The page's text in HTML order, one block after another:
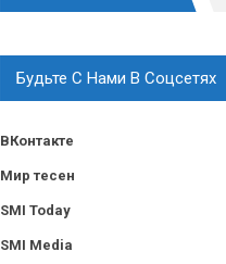
Будьте С Нами В Соцсетях
ВКонтакте
Мир тесен
SMI Today
SMI Media